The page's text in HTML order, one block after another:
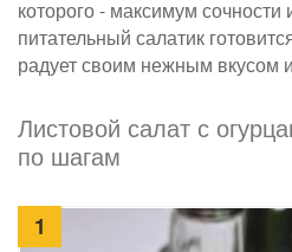
которого - максимум
питательный салатик
радует своим нежным вкусом
Листовой салат с
по шагам
1